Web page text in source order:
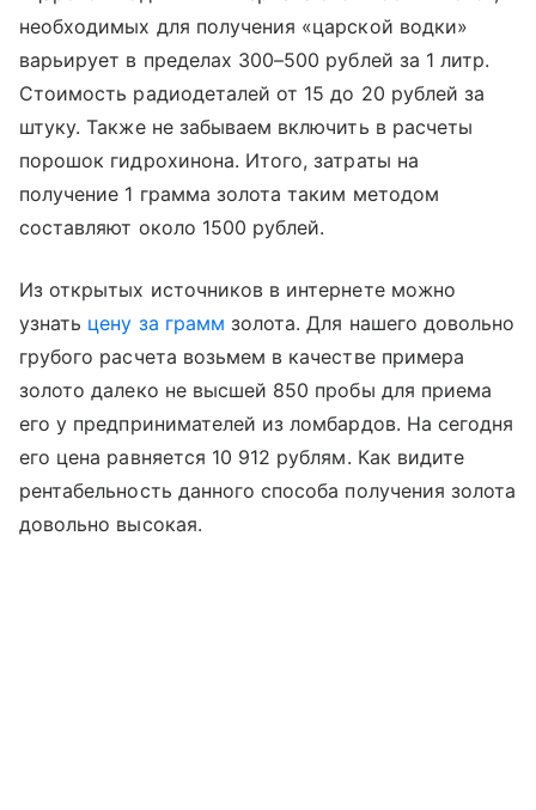
необходимых для получения «царской водки»
варьирует в пределах 300–500 рублей за 1 литр.
Стоимость радиодеталей от 15 до 20 рублей за
штуку. Также не забываем включить в расчеты
порошок гидрохинона. Итого, затраты на
получение 1 грамма золота таким методом
составляют около 1500 рублей.
Из открытых источников в интернете можно
узнать цену за грамм золота. Для нашего довольно
грубого расчета возьмем в качестве примера
золото далеко не высшей 850 пробы для приема
его у предпринимателей из ломбардов. На сегодня
его цена равняется 10 912 рублям. Как видите
рентабельность данного способа получения золота
довольно высокая.